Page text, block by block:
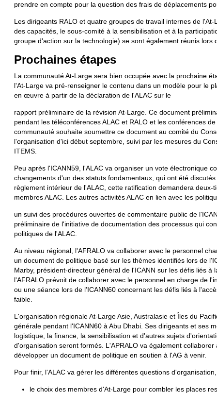
prendre en compte pour la question des frais de déplacements
Les dirigeants RALO et quatre groupes de travail internes de
des capacités, le sous-comité à la sensibilisation et à la
groupe d'action sur la technologie) se sont également réunis lors
Prochaines étapes
La communauté At-Large sera bien occupée avec la prochaine
l'At-Large va pré-renseigner le contenu dans un modèle pour le
en œuvre à partir de la déclaration de l'ALAC sur le
rapport préliminaire de la révision At-Large. Ce document
pendant les téléconférences ALAC et RALO et les conférences
communauté souhaite soumettre ce document au comité du
l'organisation d'ici début septembre, suivi par les mesures du
ITEMS.
Peu après l'ICANN59, l'ALAC va organiser un vote électronique
changements d'un des statuts fondamentaux, qui ont été
règlement intérieur de l'ALAC, cette ratification demandera
membres ALAC. Les autres activités ALAC en lien avec les
un suivi des procédures ouvertes de commentaire public de
préliminaire de l'initiative de documentation des processus qui
politiques de l'ALAC.
Au niveau régional, l'AFRALO va collaborer avec le personnel
un document de politique basé sur les thèmes identifiés lors de
Marby, président-directeur général de l'ICANN sur les défis liés à
l'AFRALO prévoit de collaborer avec le personnel en charge de
ou une séance lors de l'ICANN60 concernant les défis liés à
faible.
L'organisation régionale At-Large Asie, Australasie et Îles du
générale pendant l'ICANN60 à Abu Dhabi. Ses dirigeants et ses
logistique, la finance, la sensibilisation et d'autres sujets
d'organisation seront formés. L'APRALO va également
développer un document de politique en soutien à l'AG à venir.
Pour finir, l'ALAC va gérer les différentes questions
le choix des membres d'At-Large pour combler les places